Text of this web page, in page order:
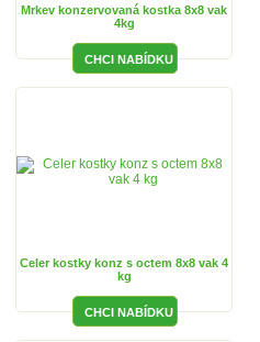
Mrkev konzervovaná kostka 8x8 vak
4kg
Celer kostky konz s octem 8x8 vak 4
kg